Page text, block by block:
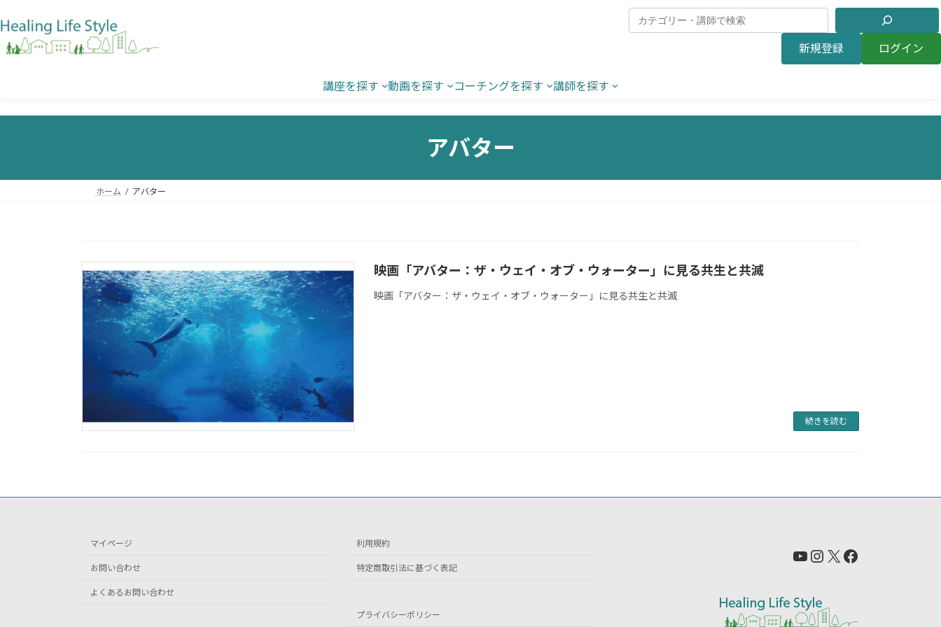
新規登録 ログイン
講座を探す 動画を探す コーチングを探す 講師を探す
アバター
ホーム アバター
映画「アバター：ザ・ウェイ・オブ・ウォーター」に見る共生と共滅
映画「アバター：ザ・ウェイ・オブ・ウォーター」に見る共生と共滅
続きを読む
マイページ
お問い合わせ
よくあるお問い合わせ
利用規約
特定商取引法に基づく表記
プライバシーポリシー